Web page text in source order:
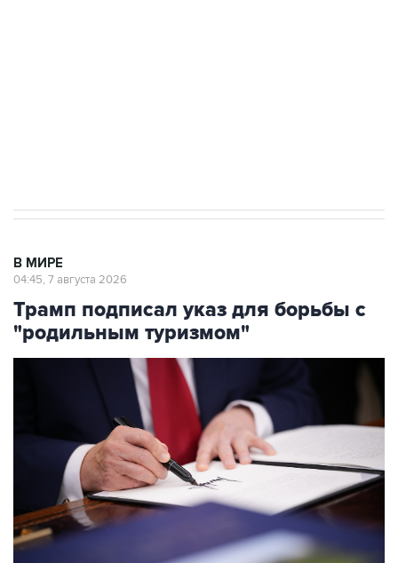
В МИРЕ
04:45, 7 августа 2026
Трамп подписал указ для борьбы с
"родильным туризмом"